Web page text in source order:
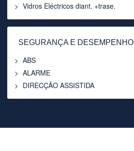
Vidros Eléctricos diant. +trase.
SEGURANÇA E DESEMPENHO
ABS
ALARME
DIRECÇÃO ASSISTIDA